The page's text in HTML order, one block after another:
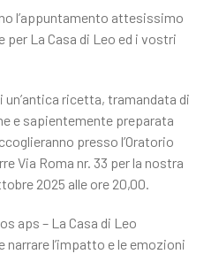
l’appuntamento attesissimo
per La Casa di Leo ed i vostri
ricetta, tramandata di
e sapientemente preparata
presso l’Oratorio
Via Roma nr. 33 per la nostra
2025 alle ore 20,00.
aps – La Casa di Leo
narrare l’impatto e le emozioni